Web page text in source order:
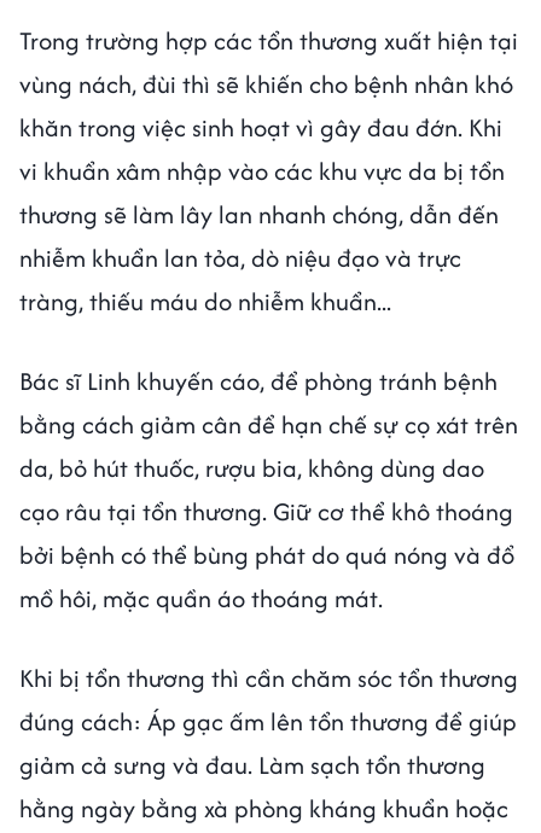
Trong trường hợp các tổn thương xuất hiện tại
vùng nách, đùi thì sẽ khiến cho bệnh nhân khó
khăn trong việc sinh hoạt vì gây đau đớn. Khi
vi khuẩn xâm nhập vào các khu vực da bị tổn
thương sẽ làm lây lan nhanh chóng, dẫn đến
nhiễm khuẩn lan tỏa, dò niệu đạo và trực
tràng, thiếu máu do nhiễm khuẩn...
Bác sĩ Linh khuyến cáo, để phòng tránh bệnh
bằng cách giảm cân để hạn chế sự cọ xát trên
da, bỏ hút thuốc, rượu bia, không dùng dao
cạo râu tại tổn thương. Giữ cơ thể khô thoáng
bởi bệnh có thể bùng phát do quá nóng và đổ
mồ hôi, mặc quần áo thoáng mát.
Khi bị tổn thương thì cần chăm sóc tổn thương
đúng cách: Áp gạc ấm lên tổn thương để giúp
giảm cả sưng và đau. Làm sạch tổn thương
hằng ngày bằng xà phòng kháng khuẩn hoặc